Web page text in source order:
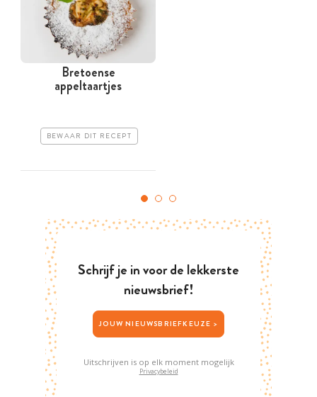
Bretoense
appeltaartjes
BEWAAR DIT RECEPT
Schrijf je in voor de lekkerste
nieuwsbrief!
JOUW NIEUWSBRIEFKEUZE >
Uitschrijven is op elk moment mogelijk
Privacybeleid